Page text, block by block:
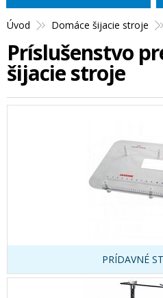
Úvod Domáce šijacie stroje
Príslušenstvo
šijacie stroje
PRÍDAVNÉ